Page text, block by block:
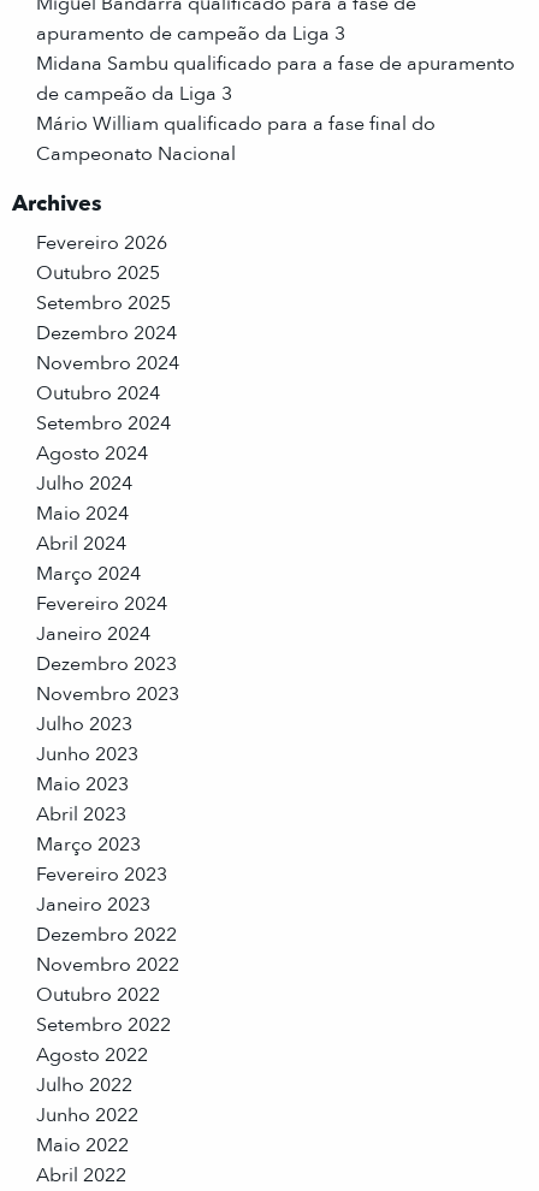
apuramento de campeão da Liga 3
Midana Sambu qualificado para a fase de apuramento
de campeão da Liga 3
Mário William qualificado para a fase final do
Campeonato Nacional
Archives
Fevereiro 2026
Outubro 2025
Setembro 2025
Dezembro 2024
Novembro 2024
Outubro 2024
Setembro 2024
Agosto 2024
Julho 2024
Maio 2024
Abril 2024
Março 2024
Fevereiro 2024
Janeiro 2024
Dezembro 2023
Novembro 2023
Julho 2023
Junho 2023
Maio 2023
Abril 2023
Março 2023
Fevereiro 2023
Janeiro 2023
Dezembro 2022
Novembro 2022
Outubro 2022
Setembro 2022
Agosto 2022
Julho 2022
Junho 2022
Maio 2022
Abril 2022